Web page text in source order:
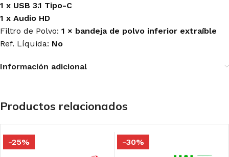
1 x USB 3.1 Tipo-C
1 x Audio HD
Filtro de Polvo: 1 × bandeja de polvo inferior extraíble
Ref. Líquida: No
Información adicional
Productos relacionados
-25% -30%